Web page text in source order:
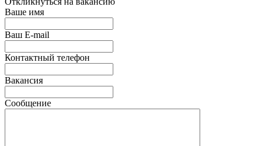
Ваше имя
Ваш E-mail
Контактный телефон
Вакансия
Сообщение